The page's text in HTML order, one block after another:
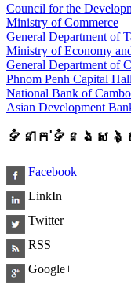
Council for the
Ministry of Commerce
General Department of
Ministry of Economy
General Department of
Phnom Penh Capital Hall
National Bank of
Asian Development
ទំនាក់ទំនងសង្
Facebook
LinkIn
Twitter
RSS
Google+